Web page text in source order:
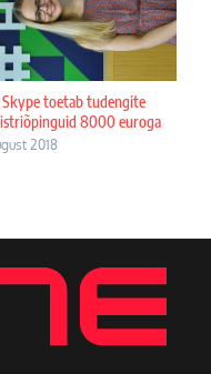
Skype toetab tudengite
8000 euroga
2018